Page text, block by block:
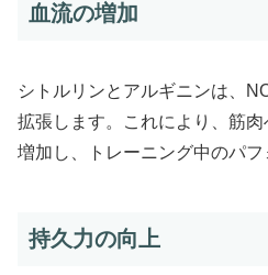
血流の増加
シトルリンとアルギニンは、
拡張します。これにより、筋
増加し、トレーニング中のパフ
持久力の向上